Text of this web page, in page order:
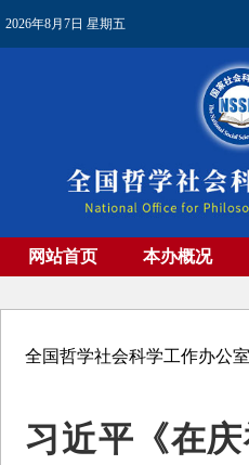
2026年8月7日 星期五
网站首页 本办概况
全国哲学社会科学工作办公室
习近平《在